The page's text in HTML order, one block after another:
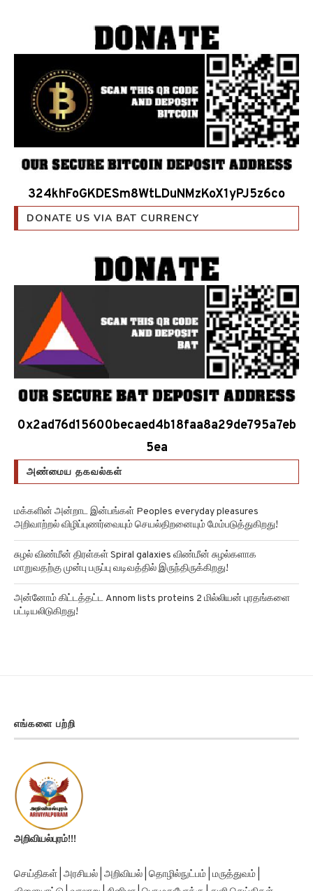
DONATE US VIA BITCOIN CURRENCY
324khFoGKDESm8WtLDuNMzKoX1yPJ5z6co
DONATE US VIA BAT CURRENCY
0x2ad76d15600becaed4b18faa8a29de795a7eb
5ea
அண்மைய தகவல்கள்
மக்களின் அன்றாட இன்பங்கள் Peoples everyday pleasures
அறிவாற்றல் விழிப்புணர்வையும் செயல்திறனையும் மேம்படுத்துகிறது!
சுழல் விண்மீன் திரள்கள் Spiral galaxies விண்மீன் சுழல்களாக
மாறுவதற்கு முன்பு பருப்பு வடிவத்தில் இருந்திருக்கிறது!
அன்னோம் கிட்டத்தட்ட Annom lists proteins 2 மில்லியன் புரதங்களை
எங்களை பற்றி